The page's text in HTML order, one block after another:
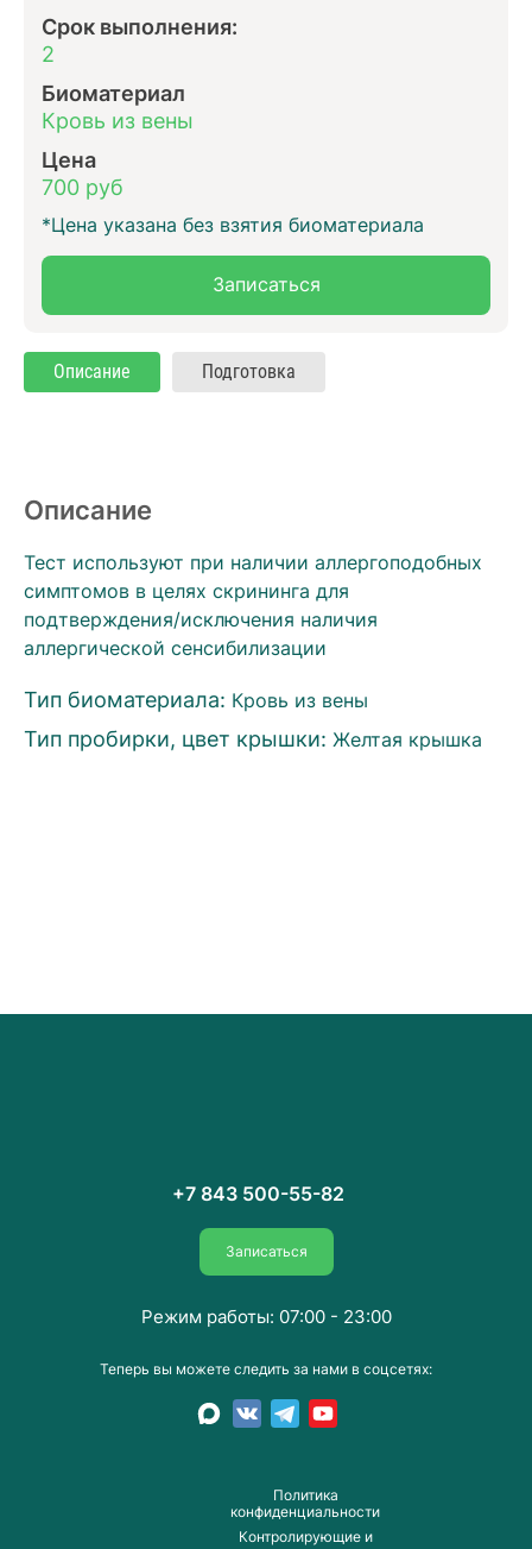
Срок выполнения:
2
Биоматериал
Кровь из вены
Цена
700 руб
*Цена указана без взятия биоматериала
Записаться
Описание Подготовка
Описание
Тест используют при наличии аллергоподобных
симптомов в целях скрининга для
подтверждения/исключения наличия
аллергической сенсибилизации
Тип биоматериала: Кровь из вены
Тип пробирки, цвет крышки: Желтая крышка
Пoлитика
конфиденциальности
Контролирующие и
+7 843 500-55-82
Записаться
Теперь вы можете следить за нами в соцсетях:
Режим работы: 07:00 - 23:00